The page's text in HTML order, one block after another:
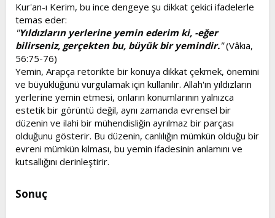
Kur'an-ı Kerim, bu ince dengeye şu dikkat çekici ifadelerle
temas eder:
"Yıldızların yerlerine yemin ederim ki, -eğer
bilirseniz, gerçekten bu, büyük bir yemindir."(Vâkıa,
56:75-76)
Yemin, Arapça retorikte bir konuya dikkat çekmek, önemini
ve büyüklüğünü vurgulamak için kullanılır. Allah'ın yıldızların
yerlerine yemin etmesi, onların konumlarının yalnızca
estetik bir görüntü değil, aynı zamanda evrensel bir
düzenin ve ilahi bir mühendisliğin ayrılmaz bir parçası
olduğunu gösterir. Bu düzenin, canlılığın mümkün olduğu bir
evreni mümkün kılması, bu yemin ifadesinin anlamını ve
kutsallığını derinleştirir.
Sonuç​